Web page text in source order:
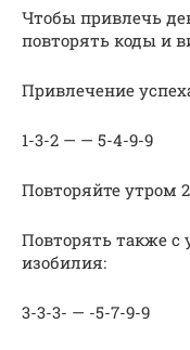
Чтобы привлечь
повторять коды и
Привлечение
1-3-2 — — 5-4-9-9
Повторяйте утром
Повторять также с
изобилия:
3-3-3- — -5-7-9-9